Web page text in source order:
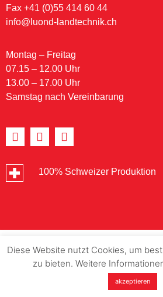
Fax +41 (0)55 414 60 44
info@luond-landtechnik.ch
Montag – Freitag
07.15 – 12.00 Uhr
13.00 – 17.00 Uhr
Samstag nach Vereinbarung
100% Schweizer Produktion
Diese Website nutzt Cookies, um
zu bieten. Weitere
akzeptieren